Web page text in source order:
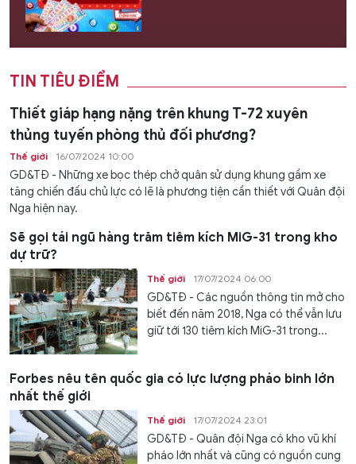
TIN TIÊU ĐIỂM
Thiết giáp hạng nặng trên khung T-72 xuyên
thủng tuyến phòng thủ đối phương?
Thế giới 16/07/2024 10:00
GD&TĐ - Những xe bọc thép chở quân sử dụng khung gầm xe
tăng chiến đấu chủ lực có lẽ là phương tiện cần thiết với Quân đội
Nga hiện nay.
Sẽ gọi tái ngũ hàng trăm tiêm kích MiG-31 trong kho
dự trữ?
Thế giới 17/07/2024 06:00
GD&TĐ - Các nguồn thông tin mở cho
biết đến năm 2018, Nga có thể vẫn lưu
giữ tới 130 tiêm kích MiG-31 trong...
Forbes nêu tên quốc gia có lực lượng pháo binh lớn
nhất thế giới
Thế giới 17/07/2024 23:01
GD&TĐ - Quân đội Nga có kho vũ khí
pháo lớn nhất và cũng có nguồn cung